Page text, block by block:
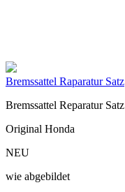
Bremssattel Raparatur Satz
Bremssattel Reparatur Satz
Original Honda
NEU
wie abgebildet